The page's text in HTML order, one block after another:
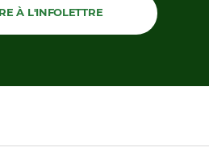
À L'INFOLETTRE